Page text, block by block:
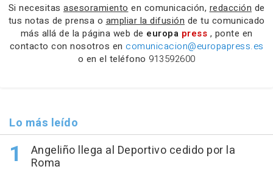
Si necesitas asesoramiento en comunicación, redacción de
tus notas de prensa o ampliar la difusión de tu comunicado
más allá de la página web de europa press , ponte en
contacto con nosotros en comunicacion@europapress.es
o en el teléfono 913592600
Lo más leído
Angeliño llega al Deportivo cedido por la
Roma